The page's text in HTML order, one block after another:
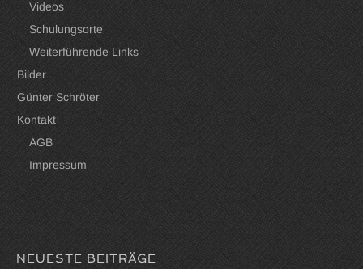
Schulungsorte
Günter Schröter
Impressum